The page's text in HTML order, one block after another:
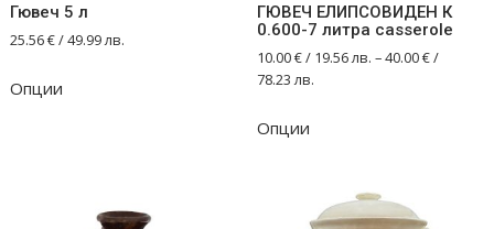
Гювеч 5 л
25.56€/ 49.99 лв.
Опции
ГЮВЕЧ ЕЛИПСОВИДЕН К
0.600-7 литра casserole
10.00€/ 19.56 лв. –40.00€/
78.23 лв.
Опцииproduct
multiple
variants.